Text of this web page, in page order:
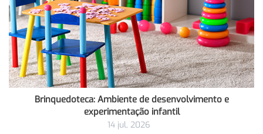
Brinquedoteca: Ambiente de desenvolvimento e
experimentação infantil
14 jul, 2026